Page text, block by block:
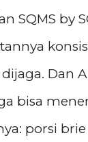
SQMS by
Dan
bisa
porsi